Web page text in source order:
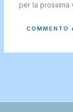
per la prossima